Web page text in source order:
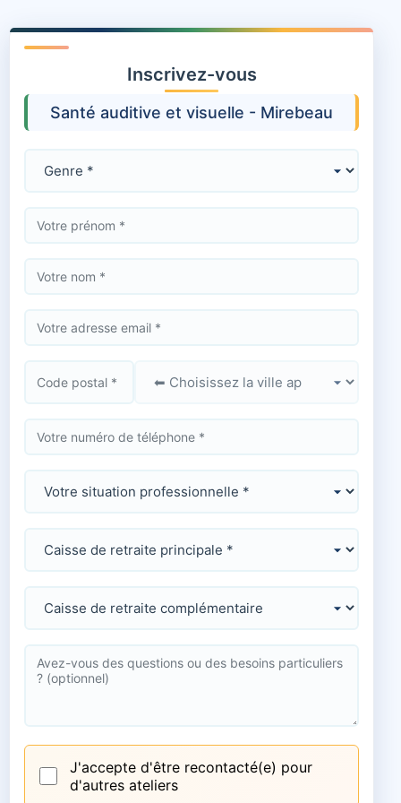
Inscrivez-vous
Santé auditive et visuelle - Mirebeau
J'accepte d'être recontacté(e) pour
d'autres ateliers